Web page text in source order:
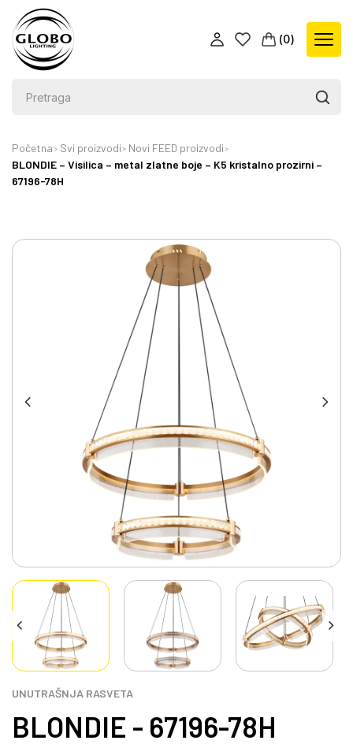
(0)
Početna Svi proizvodi
Novi FEED proizvodi
BLONDIE – Visilica – metal zlatne boje – K5 kristalno prozirni –
67196-78H
UNUTRAŠNJA RASVETA
BLONDIE - 67196-78H